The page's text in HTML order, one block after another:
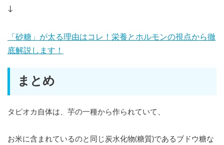
↓
「砂糖」が太る理由はコレ！栄養とホルモンの視点から徹
底解説します！
まとめ
タピオカ自体は、芋の一種から作られていて、
お米に含まれているのと同じ炭水化物(糖質)であるブドウ糖な